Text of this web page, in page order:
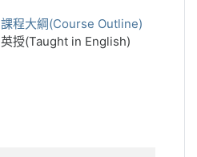
課程大綱(Course Outline)
英授(Taught in English)